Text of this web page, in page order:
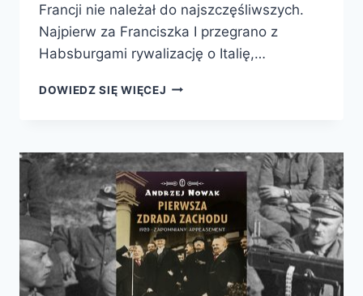
Francji nie należał do najszczęśliwszych.
Najpierw za Franciszka I przegrano z
Habsburgami rywalizację o Italię,…
DOWIEDZ SIĘ WIĘCEJ KRÓLOWE
I
KRÓLOWA
MARGOT